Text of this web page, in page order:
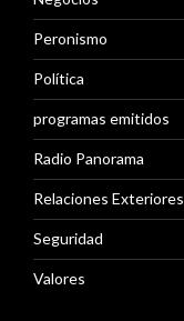
Peronismo
Política
programas emitidos
Radio Panorama
Relaciones Exteriores
Seguridad
Valores